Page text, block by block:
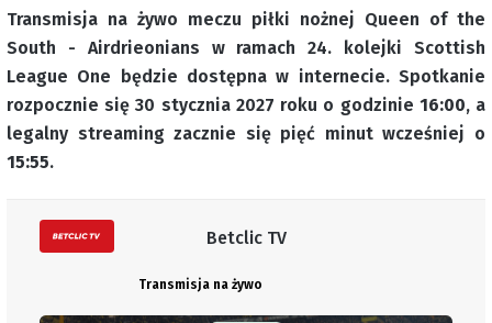
Transmisja na żywo meczu piłki nożnej Queen of the
South - Airdrieonians w ramach 24. kolejki Scottish
League One będzie dostępna w internecie. Spotkanie
rozpocznie się 30 stycznia 2027 roku o godzinie 16:00, a
legalny streaming zacznie się pięć minut wcześniej o
15:55.
Betclic TV
Transmisja na żywo